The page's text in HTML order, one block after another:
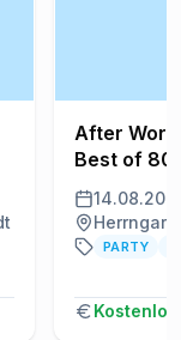
After
Best of
PARTY
Kostenlos